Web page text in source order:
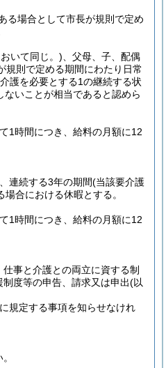
る場合として市長が規則で定め
いて同じ。) 、父母、子、配偶
規則で定める期間にわたり日常
護を必要とする1の継続する状
ないことが相当であると認めら
1時間につき、給料の月額に12
連続する3年の期間(当該要介護
合における休暇とする。
1時間につき、給料の月額に12
事と介護との両立に資する制
度等の申告、請求又は申出(以
に規定する事項を知らせなけれ